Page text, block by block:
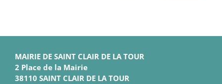
MAIRIE DE SAINT CLAIR DE LA TOUR
2 Place de la Mairie
38110 SAINT CLAIR DE LA TOUR